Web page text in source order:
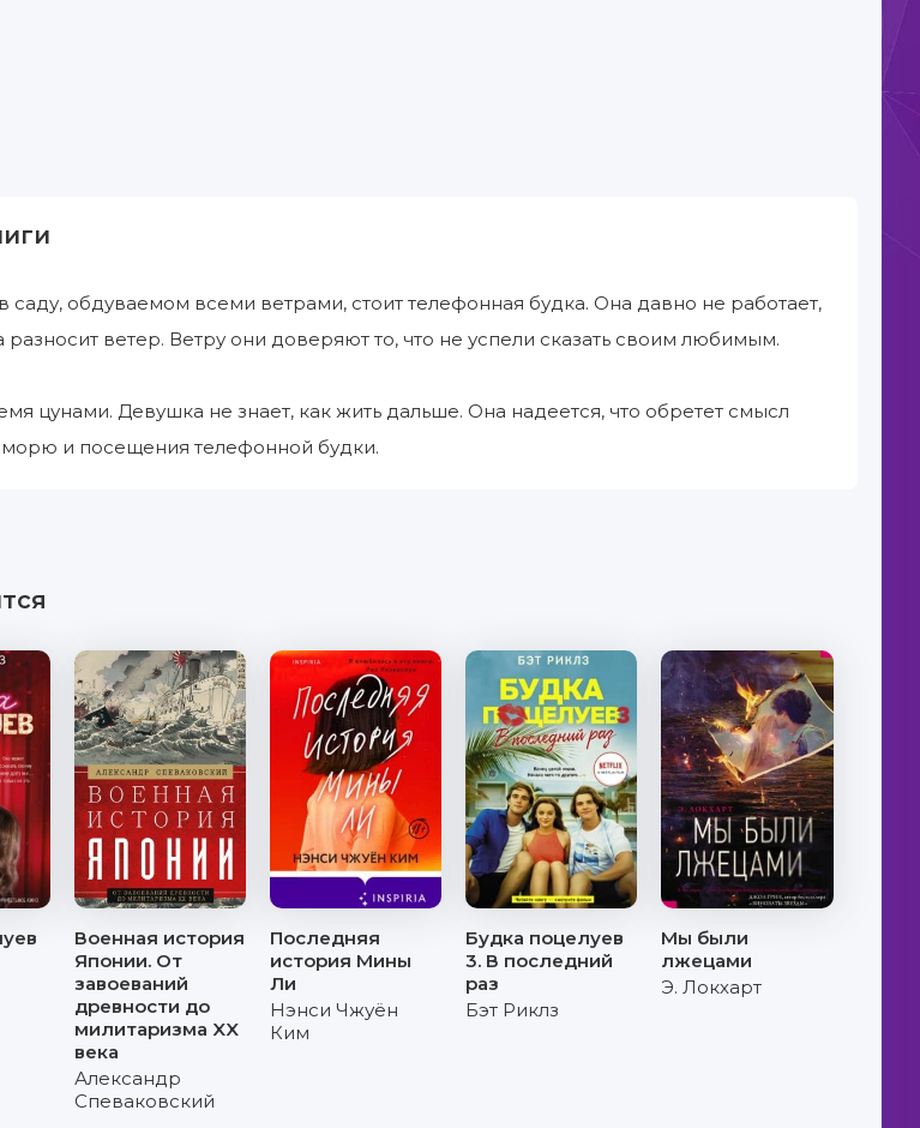
саду, обдуваемом всеми ветрами, стоит телефонная будка. Она давно не работает,
ветер. Ветру они доверяют то, что не успели сказать своим любимым.
цунами. Девушка не знает, как жить дальше. Она надеется, что обретет смысл
и посещения телефонной будки.
Военная история
Японии. От
завоеваний
древности до
милитаризма XX
века
Александр
Спеваковский
Последняя
история Мины
Ли
Нэнси Чжуён
Ким
Будка поцелуев
3. В последний
раз
Бэт Риклз
Мы были
лжецами
Э. Локхарт